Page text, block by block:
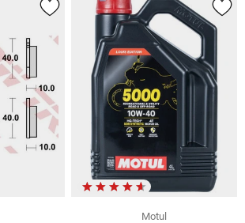
Motul